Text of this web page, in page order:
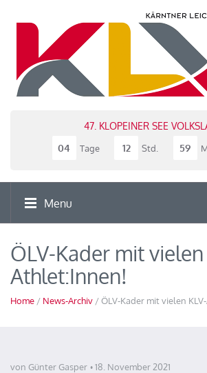
47. KLOPEINER SEE
04
Tage 12 Std. 59
Menu
ÖLV-Kader mit vielen
Athlet:Innen!
Home / News-Archiv / ÖLV-Kader mit vielen
von Günter Gasper 18. November 2021